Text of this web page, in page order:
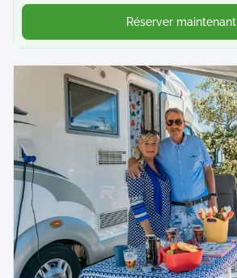
Réserver maintenant